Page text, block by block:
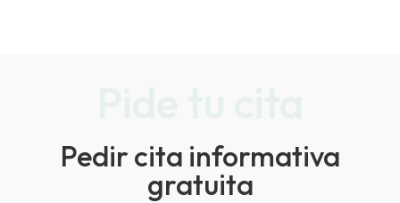
Pedir cita informativa
gratuita